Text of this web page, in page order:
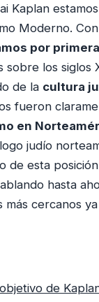
Kaplan
Moderno.
por
los siglos
de la cultura
fueron
en
judío
de esta
hasta
cercanos
de